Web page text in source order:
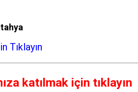
Tıklayın
katılmak için tıklayın